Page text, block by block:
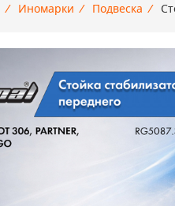
/ Иномарки / Подвеска /